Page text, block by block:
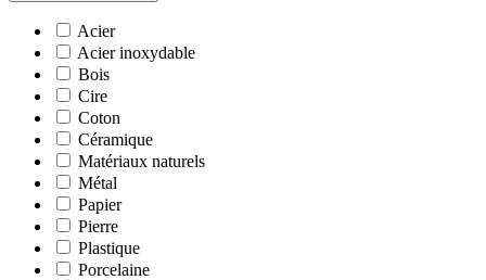
Acier
Acier inoxydable
Bois
Cire
Coton
Céramique
Matériaux naturels
Métal
Papier
Pierre
Plastique
Porcelaine